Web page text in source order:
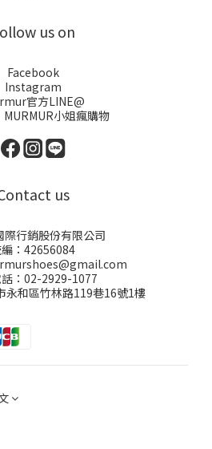
us on
Facebook
Instagram
官方LINE@
MURMUR小姐瘋購物
us
際行銷股份有限公司
：42656084
：02-2929-1077
永和區竹林路119巷16號1樓